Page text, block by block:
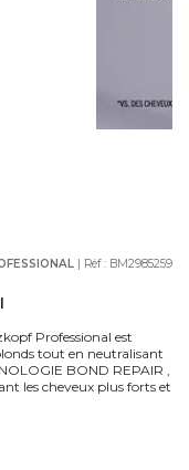
| Réf : BM2985259
Professional est
tout en neutralisant
BOND REPAIR ,
les cheveux plus forts et